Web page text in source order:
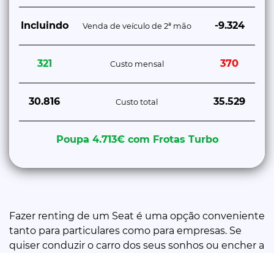
Incluindo Venda de veículo de 2ª mão -9.324
321 Custo mensal 370
30.816 Custo total 35.529
Poupa 4.713€ com Frotas Turbo
Fazer renting de um Seat é uma opção conveniente
tanto para particulares como para empresas. Se
quiser conduzir o carro dos seus sonhos ou encher a